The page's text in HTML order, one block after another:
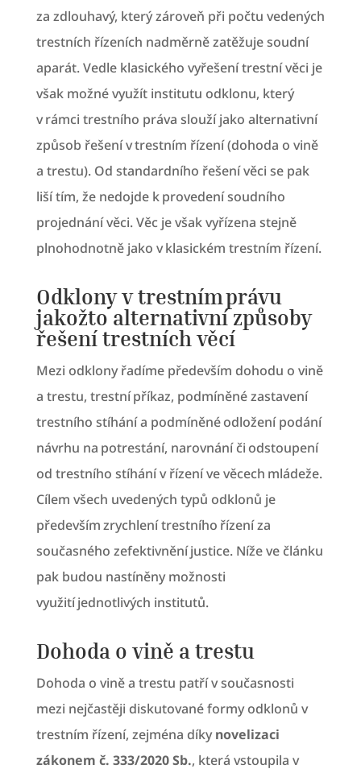
za zdlouhavý, který zároveň při počtu vedených
trestních řízeních nadměrně zatěžuje soudní
aparát. Vedle klasického vyřešení trestní věci je
však možné využít institutu odklonu, který
v rámci trestního práva slouží jako alternativní
způsob řešení v trestním řízení (dohoda o vině
a trestu). Od standardního řešení věci se pak
liší tím, že nedojde k provedení soudního
projednání věci. Věc je však vyřízena stejně
plnohodnotně jako v klasickém trestním řízení.
Odklony v trestním právu
jakožto alternativní způsoby
řešení trestních věcí
Mezi odklony řadíme především dohodu o vině
a trestu, trestní příkaz, podmíněné zastavení
trestního stíhání a podmíněné odložení podání
návrhu na potrestání, narovnání či odstoupení
od trestního stíhání v řízení ve věcech mládeže.
Cílem všech uvedených typů odklonů je
především zrychlení trestního řízení za
současného zefektivnění justice. Níže ve článku
pak budou nastíněny možnosti
využití jednotlivých institutů.
Dohoda o vině a trestu
Dohoda o vině a trestu patří v současnosti
mezi nejčastěji diskutované formy odklonů v
trestním řízení, zejména díkynovelizaci
zákonem č. 333/2020 Sb., která vstoupila v